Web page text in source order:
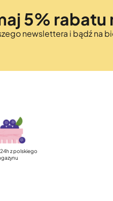
5% rabatu
newslettera i bądź na
dostawa